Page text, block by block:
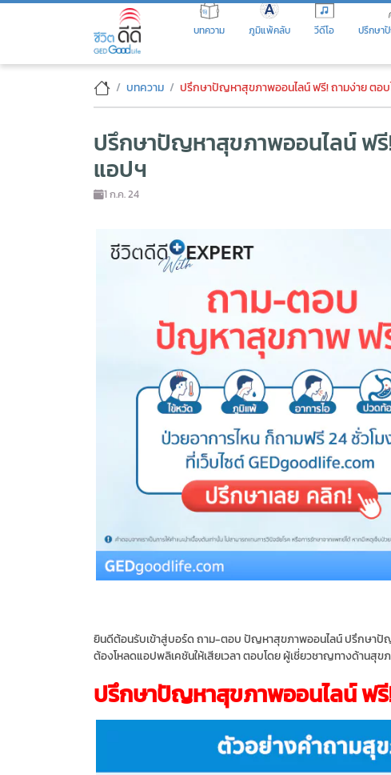
Skip
บทความ ภูมิแพ้คลับ วีดีโอ ปรึกษา
ปรึกษาปัญหาสุขภาพออนไลน์ ฟรี!
บทความ ปรึกษาปัญหาสุขภาพออนไลน์ ฟรี! ถามง่าย ตอบ
ปรึกษาปัญหาสุขภาพออนไลน์ ฟรี
แอปฯ
1 ก.ค. 24
ยินดีต้อนรับเข้าสู่บอร์ด ถาม-ตอบ ปัญหาสุขภาพออนไลน์ ปรึกษาปัญ
ต้องโหลดแอปพลิเคชันให้เสียเวลา ตอบโดย ผู้เชี่ยวชาญทางด้านสุข
ปรึกษาปัญหาสุขภาพออนไลน์ ฟ